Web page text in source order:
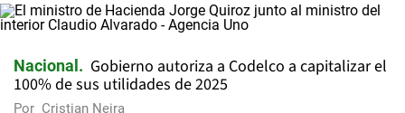
Nacional
Gobierno autoriza a Codelco a capitalizar el
100% de sus utilidades de 2025
Por Cristian Neira